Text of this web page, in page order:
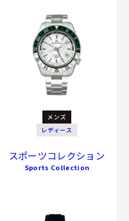
メンズ
レディース
スポーツコレクション
Sports Collection